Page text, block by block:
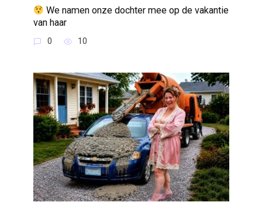
We namen onze dochter mee op de vakantie
van haar
0 10